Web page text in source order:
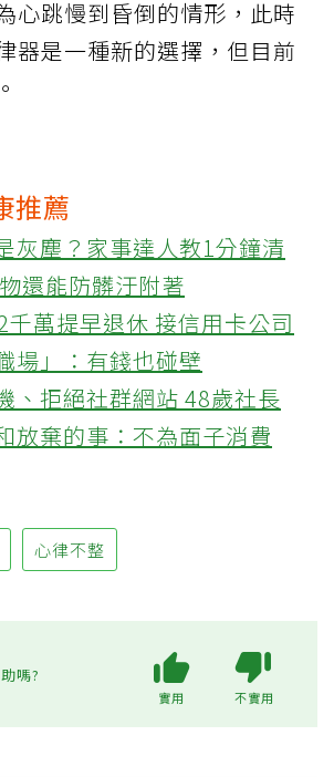
心跳慢到昏倒的情形，此時
器是一種新的選擇，但目前
推薦
灰塵？家事達人教1分鐘清
還能防髒汙附著
萬提早退休 接信用卡公司
場」：有錢也碰壁
、拒絕社群網站 48歲社長
放棄的事：不為面子消費
心律不整
嗎?
實用 不實用